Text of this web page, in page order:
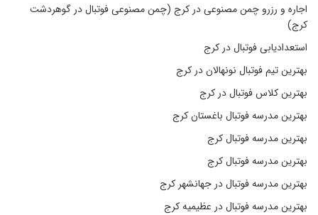
اجاره و رزرو چمن مصنوعی در کرج (چمن مصنوعی فوتبال در گوهردشت
کرج)
استعدادیابی فوتبال در کرج
بهترین تیم فوتبال نونهالان در کرج
بهترین کلاس فوتبال در کرج
بهترین مدرسه فوتبال باغستان کرج
بهترین مدرسه فوتبال کرج
بهترین مدرسه فوتبال کرج
بهترین مدرسه فوتبال در جهانشهر کرج
بهترین مدرسه فوتبال در عظیمیه کرج